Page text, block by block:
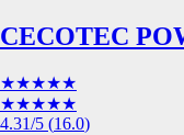
CECOTEC
★★★★★
★★★★★
4.31/5 (16.0)